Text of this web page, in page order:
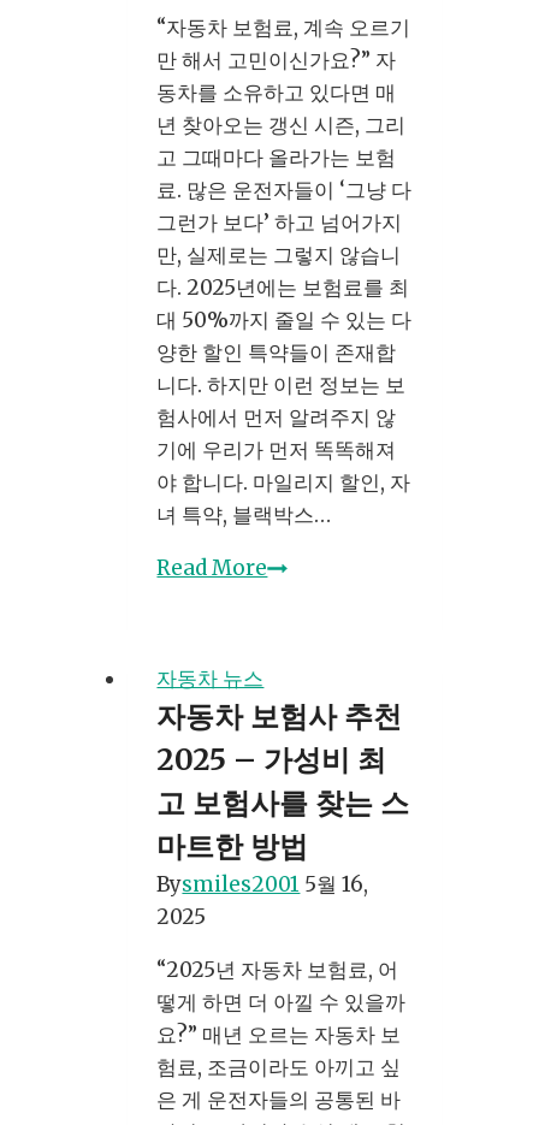
비
가
이
드:
지
금
바
로
실
천
가
능
한
2025
년
최
신
전
“자동차 보험료, 계속 오르기
만 해서 고민이신가요?” 자
동차를 소유하고 있다면 매
년 찾아오는 갱신 시즌, 그리
고 그때마다 올라가는 보험
료. 많은 운전자들이 ‘그냥 다
그런가 보다’ 하고 넘어가지
만, 실제로는 그렇지 않습니
다. 2025년에는 보험료를 최
대 50%까지 줄일 수 있는 다
양한 할인 특약들이 존재합
니다. 하지만 이런 정보는 보
험사에서 먼저 알려주지 않
기에 우리가 먼저 똑똑해져
야 합니다. 마일리지 할인, 자
녀 특약, 블랙박스…
Read More자
험
료
절
약,
2025
년
할
특
약
으
로
지
금
자동차 뉴스
자동차 보험사 추천
2025 – 가성비 최
고 보험사를 찾는 스
마트한 방법
Bysmiles2001 5월 16,
2025
“2025년 자동차 보험료, 어
떻게 하면 더 아낄 수 있을까
요?” 매년 오르는 자동차 보
험료, 조금이라도 아끼고 싶
은 게 운전자들의 공통된 바